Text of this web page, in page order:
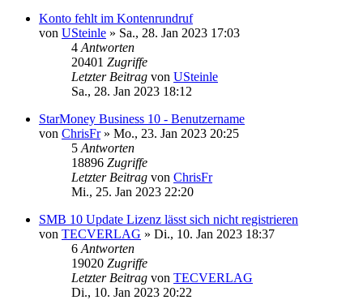
Konto fehlt im Kontenrundruf
von USteinle » Sa., 28. Jan 2023 17:03
4 Antworten
20401 Zugriffe
Letzter Beitrag von USteinle
Sa., 28. Jan 2023 18:12
StarMoney Business 10 - Benutzername
von ChrisFr» Mo., 23. Jan 2023 20:25
5 Antworten
18896 Zugriffe
Letzter Beitrag von ChrisFr
Mi., 25. Jan 2023 22:20
SMB 10 Update Lizenz lässt sich nicht registrieren
von TECVERLAG » Di., 10. Jan 2023 18:37
6 Antworten
19020 Zugriffe
Letzter Beitrag von TECVERLAG
Di., 10. Jan 2023 20:22